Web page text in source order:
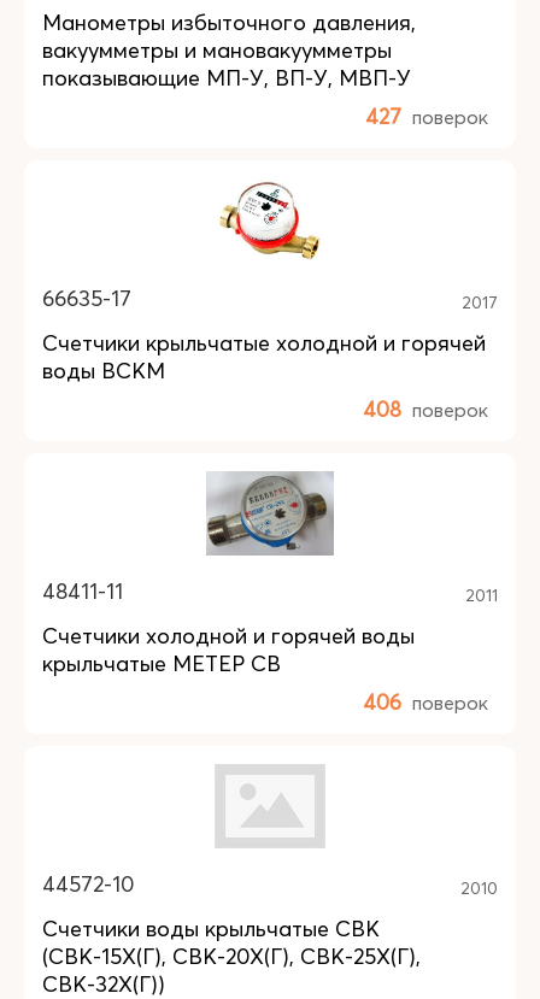
Манометры избыточного давления,
вакуумметры и мановакуумметры
показывающие МП-У, ВП-У, МВП-У
427 поверок
66635-17 2017
Счетчики крыльчатые холодной и горячей
воды ВСКМ
408 поверок
48411-11 2011
Счетчики холодной и горячей воды
крыльчатые МЕТЕР СВ
406 поверок
44572-10 2010
Счетчики воды крыльчатые СВК
(СВК-15Х(Г), СВК-20Х(Г), СВК-25Х(Г),
СВК-32Х(Г))